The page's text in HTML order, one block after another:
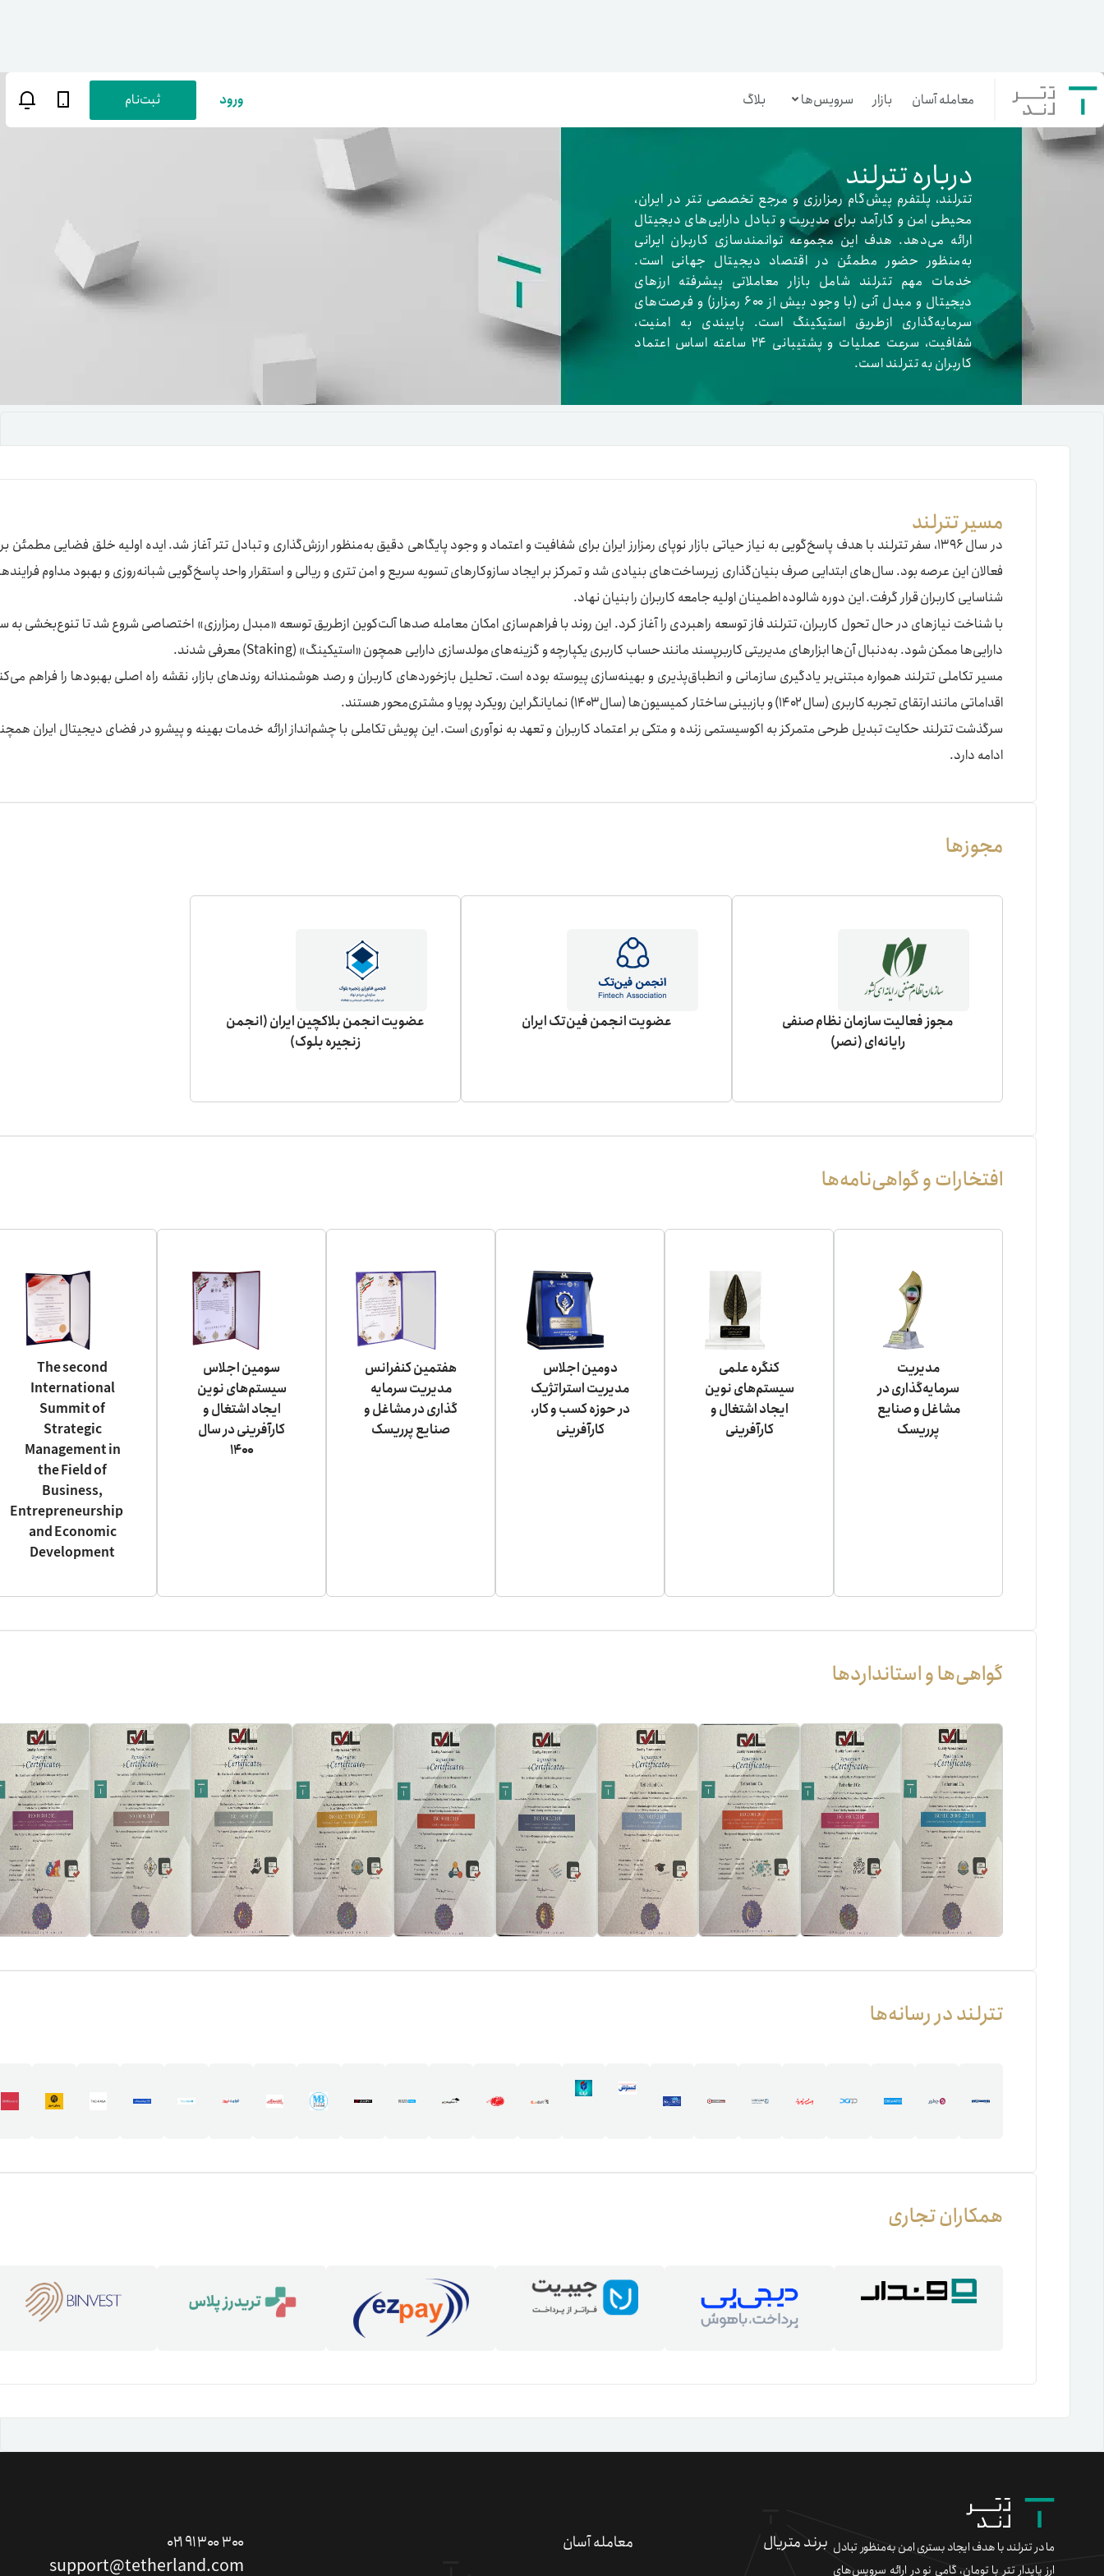
معامله آسان بازار سرویس‌ها
بازار تترلند
سرمایه‌گذاری آسان
گیفت کارت
بلاگ
تنظیمات
ورود ثبت‌نام
درباره تترلند
تترلند، پلتفرم پیش‌گام رمزارزی و مرجع تخصصی تتر در ایران،
محیطی امن و کارآمد برای مدیریت و تبادل دارایی‌های دیجیتال
ارائه می‌دهد. هدف این مجموعه توانمندسازی کاربران ایرانی
به‌منظور حضور مطمئن در اقتصاد دیجیتال جهانی است.
خدمات مهم تترلند شامل بازار معاملاتی پیشرفته ارزهای
دیجیتال و مبدل آنی (با وجود بیش از ۶۰۰ رمزارز) و فرصت‌های
سرمایه‌گذاری ازطریق استیکینگ است. پایبندی به امنیت،
شفافیت، سرعت عملیات و پشتیبانی ۲۴ ساعته اساس اعتماد
کاربران به تترلند است.
مسیر تترلند
در سال ۱۳۹۶، سفر تترلند با هدف پاسخ‌گویی به نیاز حیاتی بازار نوپای رمزارز ایران برای شفافیت و اعتماد و وجود پایگاهی دقیق به‌منظور ارزش‌گذاری و تبادل تتر آغاز شد. ایده اولیه خلق فضایی مطمئن
فعالان این عرصه بود. سال‌های ابتدایی صرف بنیان‌گذاری زیرساخت‌های بنیادی شد و تمرکز بر ایجاد سازوکارهای تسویه سریع و امن تتری و ریالی و استقرار واحد پاسخ‌گویی شبانه‌روزی و بهبود مداوم
شناسایی کاربران قرار گرفت. این دوره شالوده اطمینان اولیه جامعه کاربران را بنیان نهاد.
با شناخت نیازهای در حال تحول کاربران، تترلند فاز توسعه راهبردی را آغاز کرد. این روند با فراهم‌سازی امکان معامله صدها آلت‌کوین ازطریق توسعه «مبدل رمزارزی» اختصاصی شروع شد تا تنوع‌بخشی به
دارایی‌ها ممکن شود. به‌دنبال آن‌ها ابزارهای مدیریتی کاربرپسند مانند حساب کاربری یکپارچه و گزینه‌های مولدسازی دارایی همچون «استیکینگ» (Staking) معرفی شدند.
مسیر تکاملی تترلند همواره مبتنی‌بر یادگیری سازمانی و انطباق‌پذیری و بهینه‌سازی پیوسته بوده است. تحلیل بازخوردهای کاربران و رصد هوشمندانه روندهای بازار، نقشه راه اصلی بهبودها را فراهم
اقداماتی مانند ارتقای تجربه کاربری (سال ۱۴۰۲) و بازبینی ساختار کمیسیون‌ها (سال ۱۴۰۳) نمایانگر این رویکرد پویا و مشتری‌محور هستند.
سرگذشت تترلند حکایت تبدیل طرحی متمرکز به اکوسیستمی زنده و متکی بر اعتماد کاربران و تعهد به نوآوری است. این پویش تکاملی با چشم‌انداز ارائه خدمات بهینه و پیشرو در فضای دیجیتال ایران
ادامه دارد.
مجوزها
مجوز فعالیت سازمان نظام صنفی
رایانه‌ای (نصر)
عضویت انجمن فین‌تک ایران
عضویت انجمن بلاکچین ایران (انجمن
زنجیره بلوک)
افتخارات و گواهی‌نامه‌ها
مدیریت
سرمایه‌گذاری در
مشاغل و صنایع
پرریسک
کنگره علمی
سیستم‌های نوین
ایجاد اشتغال و
کارآفرینی
دومین اجلاس
مدیریت استراتژیک
در حوزه کسب و کار،
کارآفرینی
هفتمین کنفرانس
مدیریت سرمایه
گذاری در مشاغل و
صنایع پرریسک
سومین اجلاس
سیستم‌های نوین
ایجاد اشتغال و
کارآفرینی در سال
۱۴۰۰
The second
International
Summit of
Strategic
Management in
the Field of
Business,
Entrepreneurship
and Economic
Development
گواهی‌ها و استانداردها
تترلند در رسانه‌ها
همکاران تجاری
ما در تترلند با هدف ایجاد بستری امن به‌منظور تبادل
ارز پایدار تتر با تومان، گامی نو در ارائه سرویس‌های
برند متریال معامله آسان ۰۲۱ ۹۱ ۳۰۰ ۳۰۰
support@tetherland.com